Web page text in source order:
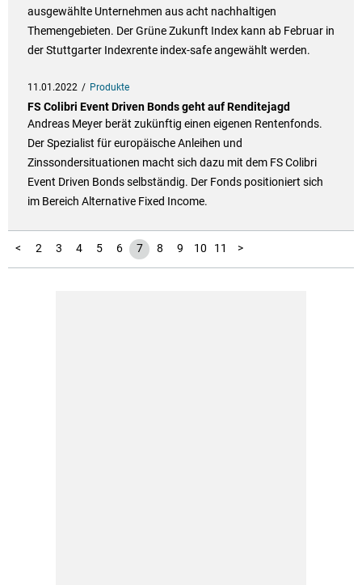
ausgewählte Unternehmen aus acht nachhaltigen
Themengebieten. Der Grüne Zukunft Index kann ab Februar in
der Stuttgarter Indexrente index-safe angewählt werden.
11.01.2022 Produkte
FS Colibri Event Driven Bonds geht auf Renditejagd
Andreas Meyer berät zukünftig einen eigenen Rentenfonds.
Der Spezialist für europäische Anleihen und
Zinssondersituationen macht sich dazu mit dem FS Colibri
Event Driven Bonds selbständig. Der Fonds positioniert sich
im Bereich Alternative Fixed Income.
<
1 2 3 4 5 6 7 8 9 10 11
12
13
14
15
16
17
18 >